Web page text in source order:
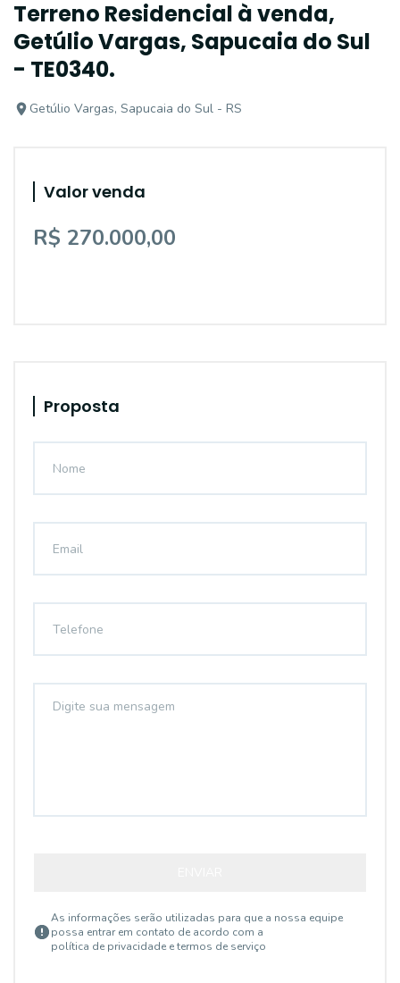
Terreno Residencial à venda,
Getúlio Vargas, Sapucaia do Sul
- TE0340.
Getúlio Vargas, Sapucaia do Sul - RS
Valor venda
R$ 270.000,00
Proposta
As informações serão utilizadas para que a nossa equipe
possa entrar em contato de acordo com a
política de privacidade e termos de serviço